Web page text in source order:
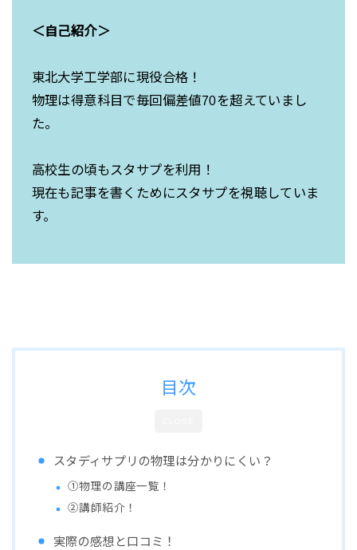
＜自己紹介＞
東北大学工学部に現役合格！
物理は得意科目で毎回偏差値70を超えていまし
た。
高校生の頃もスタサプを利用！
現在も記事を書くためにスタサプを視聴していま
す。
目次
スタディサプリの物理は分かりにくい？
①物理の講座一覧！
②講師紹介！
実際の感想と口コミ！